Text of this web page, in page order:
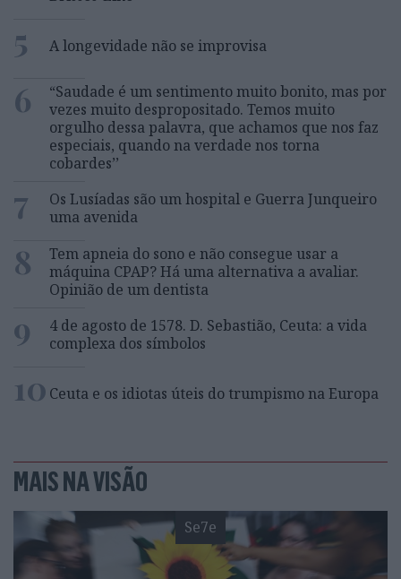
5 A longevidade não se improvisa
6
“Saudade é um sentimento muito bonito, mas por
vezes muito despropositado. Temos muito
orgulho dessa palavra, que achamos que nos faz
especiais, quando na verdade nos torna
cobardes’’
7
Os Lusíadas são um hospital e Guerra Junqueiro
uma avenida
8
Tem apneia do sono e não consegue usar a
máquina CPAP? Há uma alternativa a avaliar.
Opinião de um dentista
9
4 de agosto de 1578. D. Sebastião, Ceuta: a vida
complexa dos símbolos
10 Ceuta e os idiotas úteis do trumpismo na Europa
MAIS NA VISÃO
Se7e